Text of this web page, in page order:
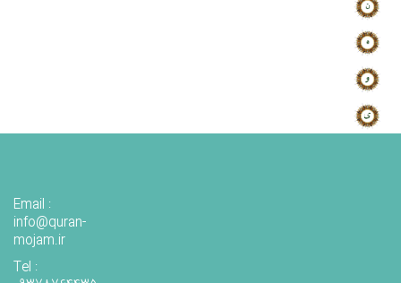
Email :
info@quran-
mojam.ir
Tel :